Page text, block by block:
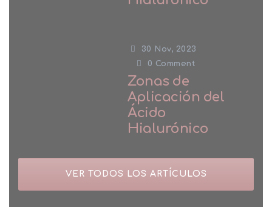
30 Nov, 2023
0 Comment
Zonas de
Aplicación del
Ácido
Hialurónico
VER TODOS LOS ARTÍCULOS